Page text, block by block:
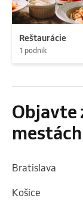
Reštaurácie
1 podnik
Objavte
mestách
Bratislava
Košice